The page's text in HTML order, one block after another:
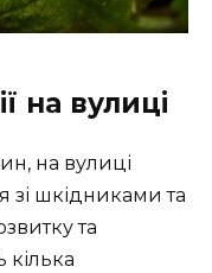
на вулиці
на вулиці
зі шкідниками та
та